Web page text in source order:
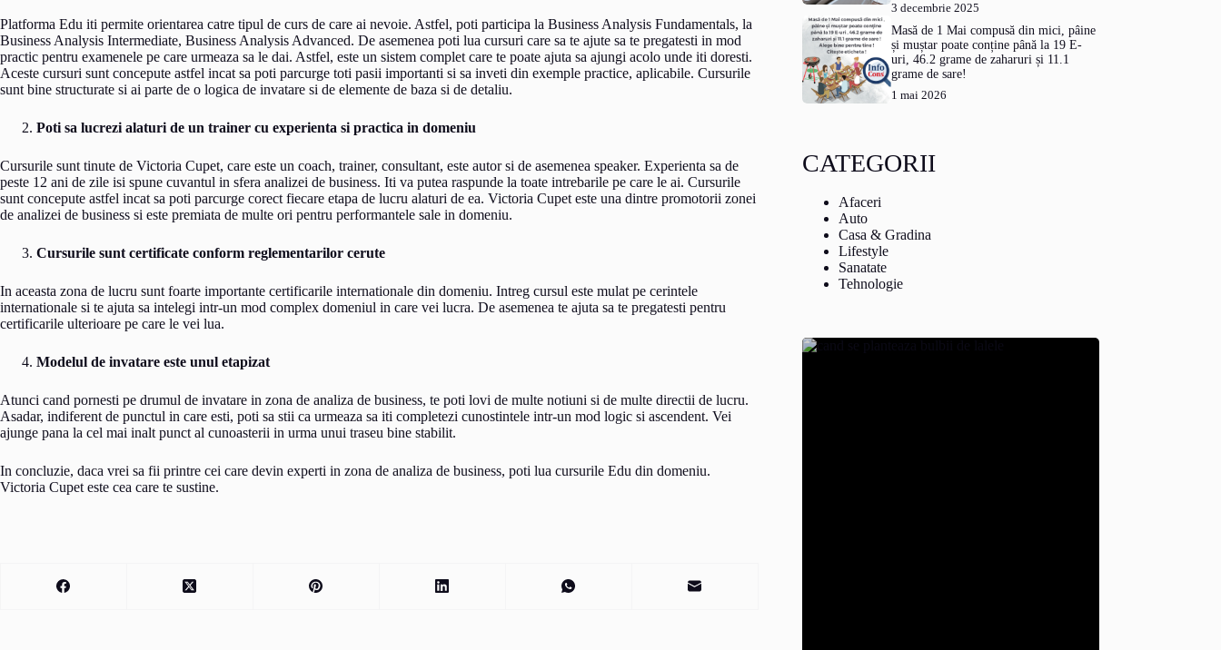
Platforma Edu iti permite orientarea catre tipul de curs de care ai nevoie. Astfel, poti participa la Business Analysis Fundamentals, la
Business Analysis Intermediate, Business Analysis Advanced. De asemenea poti lua cursuri care sa te ajute sa te pregatesti in mod
practic pentru examenele pe care urmeaza sa le dai. Astfel, este un sistem complet care te poate ajuta sa ajungi acolo unde iti doresti.
Aceste cursuri sunt concepute astfel incat sa poti parcurge toti pasii importanti si sa inveti din exemple practice, aplicabile. Cursurile
sunt bine structurate si ai parte de o logica de invatare si de elemente de baza si de detaliu.
Poti sa lucrezi alaturi de un trainer cu experienta si practica in domeniu
Cursurile sunt tinute de Victoria Cupet, care este un coach, trainer, consultant, este autor si de asemenea speaker. Experienta sa de
peste 12 ani de zile isi spune cuvantul in sfera analizei de business. Iti va putea raspunde la toate intrebarile pe care le ai. Cursurile
sunt concepute astfel incat sa poti parcurge corect fiecare etapa de lucru alaturi de ea. Victoria Cupet este una dintre promotorii zonei
de analizei de business si este premiata de multe ori pentru performantele sale in domeniu.
Cursurile sunt certificate conform reglementarilor cerute
In aceasta zona de lucru sunt foarte importante certificarile internationale din domeniu. Intreg cursul este mulat pe cerintele
internationale si te ajuta sa intelegi intr-un mod complex domeniul in care vei lucra. De asemenea te ajuta sa te pregatesti pentru
certificarile ulterioare pe care le vei lua.
Modelul de invatare este unul etapizat
Atunci cand pornesti pe drumul de invatare in zona de analiza de business, te poti lovi de multe notiuni si de multe directii de lucru.
Asadar, indiferent de punctul in care esti, poti sa stii ca urmeaza sa iti completezi cunostintele intr-un mod logic si ascendent. Vei
ajunge pana la cel mai inalt punct al cunoasterii in urma unui traseu bine stabilit.
In concluzie, daca vrei sa fii printre cei care devin experti in zona de analiza de business, poti lua cursurile Edu din domeniu.
Victoria Cupet este cea care te sustine.
3 decembrie 2025
Masă de 1 Mai compusă din mici, pâine
și muștar poate conține până la 19 E-
uri, 46.2 grame de zaharuri și 11.1
grame de sare!
1 mai 2026
CATEGORII
Afaceri
Auto
Casa & Gradina
Lifestyle
Sanatate
Tehnologie